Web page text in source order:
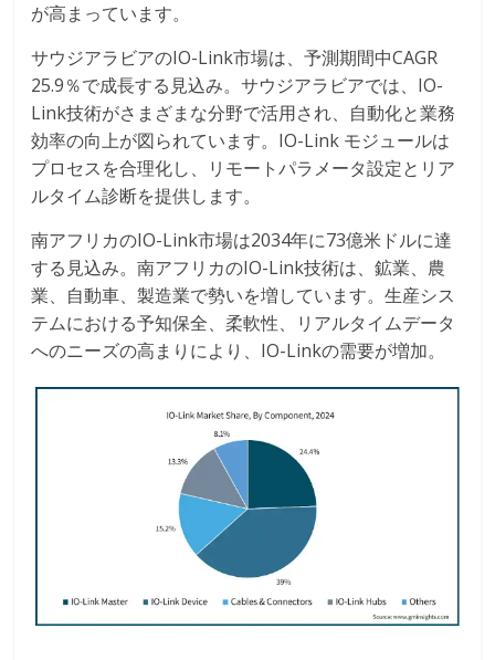
が高まっています。
サウジアラビアのIO-Link市場は、予測期間中CAGR
25.9％で成長する見込み。サウジアラビアでは、IO-
Link技術がさまざまな分野で活用され、自動化と業務
効率の向上が図られています。IO-Link モジュールは
プロセスを合理化し、リモートパラメータ設定とリア
ルタイム診断を提供します。
南アフリカのIO-Link市場は2034年に73億米ドルに達
する見込み。南アフリカのIO-Link技術は、鉱業、農
業、自動車、製造業で勢いを増しています。生産シス
テムにおける予知保全、柔軟性、リアルタイムデータ
へのニーズの高まりにより、IO-Linkの需要が増加。